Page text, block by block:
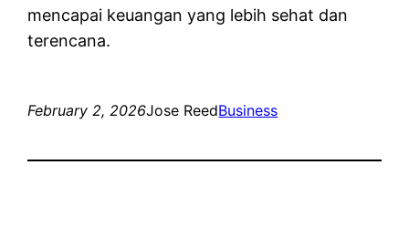
mencapai keuangan yang lebih sehat dan
terencana.
February 2, 2026Jose ReedBusiness